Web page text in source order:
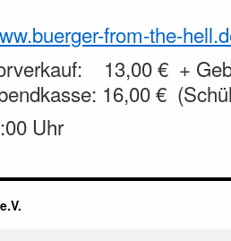
from-the-
13,00 € +
16,00 €
Uhr